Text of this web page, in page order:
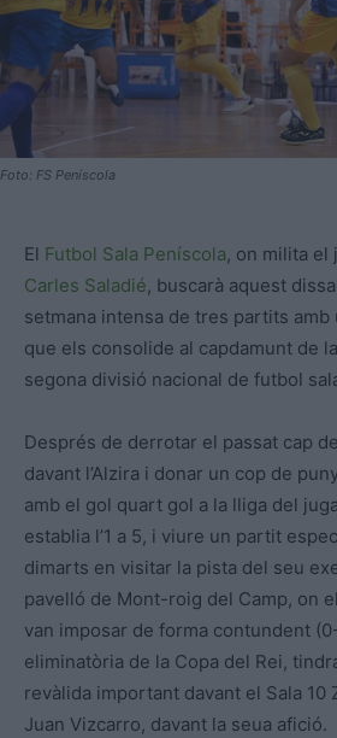
Foto: FS Peníscola
El Futbol Sala Peníscola, on milita el
Carles Saladié, buscarà aquest
setmana intensa de tres partits amb
que els consolide al capdamunt de
segona divisió nacional de futbol
Després de derrotar el passat cap
davant l’Alzira i donar un cop de
amb el gol quart gol a la lliga del
establia l’1 a 5, i viure un partit
dimarts en visitar la pista del seu
pavelló de Mont-roig del Camp, on
van imposar de forma contundent
eliminatòria de la Copa del Rei,
revàlida important davant el Sala 10
Juan Vizcarro, davant la seua afició.